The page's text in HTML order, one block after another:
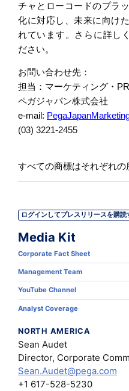
チャとローコードのプラ
化に対応し、未来に向け
れています。さらに詳し
ださい。
お問い合わせ先：
担当：マーケティング・ PR
ペガジャパン株式会社
e-mail:
(03) 3221-2455
すべての商標はそれぞれの
ログインしてプレスリリースを購読
Media Kit
Corporate Fact Sheet
Management Team
YouTube Channel
Analyst Coverage
NORTH AMERICA
Sean Audet
Director, Corporate
Sean.Audet@pega.com
+1 617-528-5230